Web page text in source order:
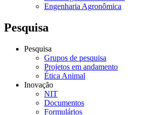
Engenharia Agronômica
Pesquisa
Pesquisa
Grupos de pesquisa
Projetos em andamento
Ética Animal
Inovação
NIT
Documentos
Formulários